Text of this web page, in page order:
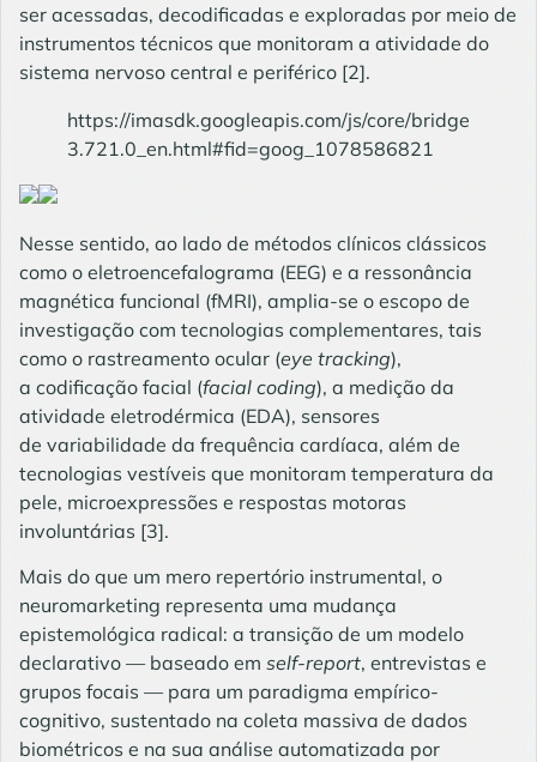
ser acessadas, decodificadas e exploradas por meio de
instrumentos técnicos que monitoram a atividade do
sistema nervoso central e periférico [2].
https://imasdk.googleapis.com/js/core/bridge
3.721.0_en.html#fid=goog_1078586821
Nesse sentido, ao lado de métodos clínicos clássicos
como o eletroencefalograma (EEG) e a ressonância
magnética funcional (fMRI), amplia-se o escopo de
investigação com tecnologias complementares, tais
como o rastreamento ocular (eye tracking),
a codificação facial (facial coding), a medição da
atividade eletrodérmica (EDA), sensores
de variabilidade da frequência cardíaca, além de
tecnologias vestíveis que monitoram temperatura da
pele, microexpressões e respostas motoras
involuntárias [3].
Mais do que um mero repertório instrumental, o
neuromarketing representa uma mudança
epistemológica radical: a transição de um modelo
declarativo — baseado em self-report, entrevistas e
grupos focais — para um paradigma empírico-
cognitivo, sustentado na coleta massiva de dados
biométricos e na sua análise automatizada por